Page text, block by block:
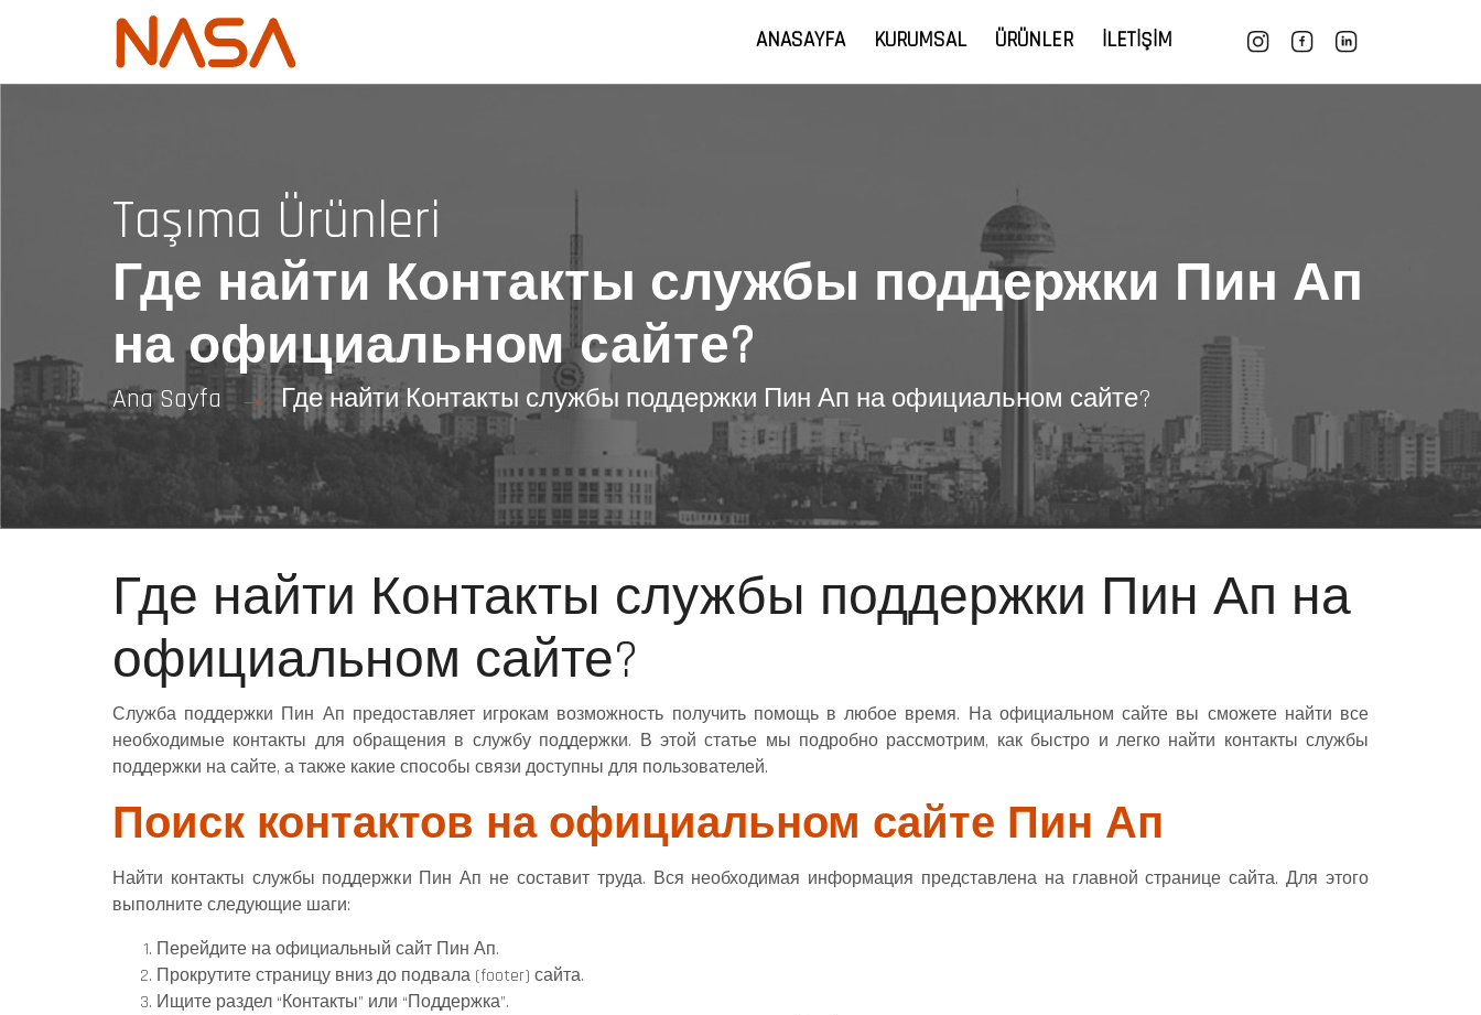
ANASAYFA KURUMSAL ÜRÜNLER İLETIŞIM
Taşıma Ürünleri
Где найти Контакты службы поддержки Пин Ап
на официальном сайте?
Ana Sayfa Где найти Контакты службы поддержки Пин Ап на официальном сайте?
Где найти Контакты службы поддержки Пин Ап на
официальном сайте?
Служба поддержки Пин Ап предоставляет игрокам возможность получить помощь в любое время. На официальном сайте вы сможете найти все
необходимые контакты для обращения в службу поддержки. В этой статье мы подробно рассмотрим, как быстро и легко найти контакты службы
поддержки на сайте, а также какие способы связи доступны для пользователей.
Поиск контактов на официальном сайте Пин Ап
Найти контакты службы поддержки Пин Ап не составит труда. Вся необходимая информация представлена на главной странице сайта. Для этого
выполните следующие шаги:
Перейдите на официальный сайт Пин Ап.
Прокрутите страницу вниз до подвала (footer) сайта.
Ищите раздел “Контакты” или “Поддержка”.